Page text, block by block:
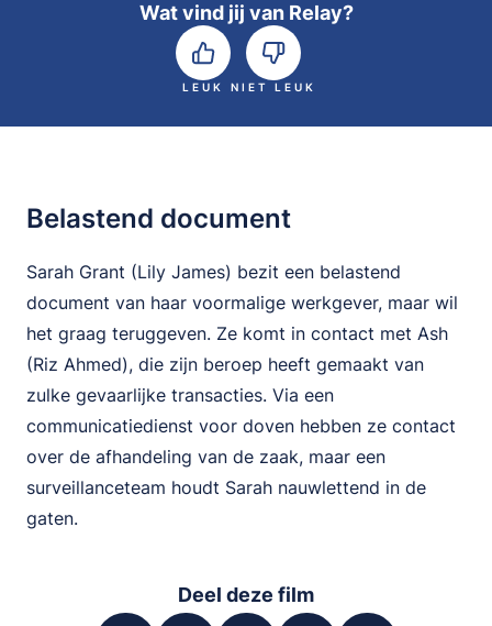
Wat vind jij van Relay?
LEUK NIET LEUK
Belastend document
Sarah Grant (Lily James) bezit een belastend
document van haar voormalige werkgever, maar wil
het graag teruggeven. Ze komt in contact met Ash
(Riz Ahmed), die zijn beroep heeft gemaakt van
zulke gevaarlijke transacties. Via een
communicatiedienst voor doven hebben ze contact
over de afhandeling van de zaak, maar een
surveillanceteam houdt Sarah nauwlettend in de
gaten.
Deel deze film